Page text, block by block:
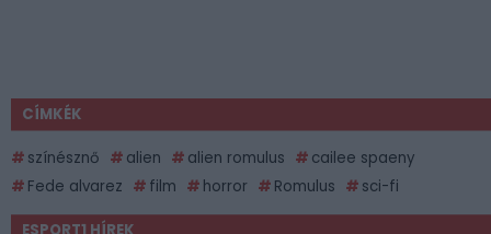
CÍMKÉK
színésznő alien alien romulus
cailee spaeny
Fede alvarez
film horror Romulus sci-fi